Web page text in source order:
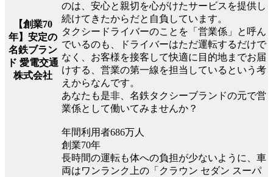
【創業70
年】安定の
名鉄ブラン
ド 愛電交通
株式会社
のは、安心と親切を心がけたサービスを提供し
続けてきたからだと自負しています。
タクシードライバーのことを「営業係」と呼ん
でいるのも、ドライバーはただ運転するだけで
なく、お客様を接客して快適に目的地までお届
けする、営業の第一線を担当しているという考
えからなんです。
あなたも是非、名鉄タクシーブランドの元で営
業係として働いてみませんか？
年間利用者686万人
創業70年
長時間の運転も体への負担が少ないように、車
両はワンランク上の「クラウン セダン スーパ